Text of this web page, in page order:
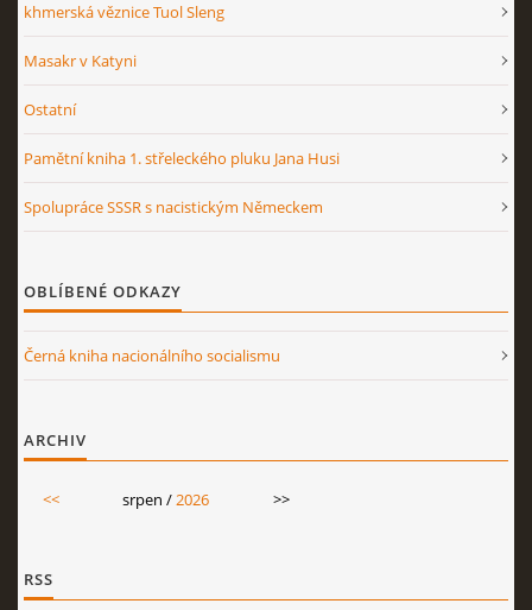
khmerská věznice Tuol Sleng
Masakr v Katyni
Ostatní
Pamětní kniha 1. střeleckého pluku Jana Husi
Spolupráce SSSR s nacistickým Německem
OBLÍBENÉ ODKAZY
Černá kniha nacionálního socialismu
ARCHIV
<< srpen /2026 >>
RSS